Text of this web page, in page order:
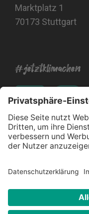
Marktplatz 1
70173 Stuttgart
#jetztklimachen